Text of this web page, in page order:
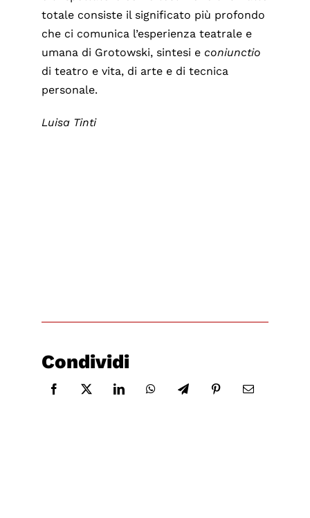
totale consiste il significato più profondo
che ci comunica l’esperienza teatrale e
umana di Grotowski, sintesi e coniunctio
di teatro e vita, di arte e di tecnica
personale.
Luisa Tinti
Condividi